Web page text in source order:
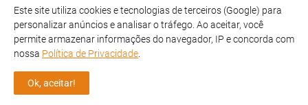
Início Sobre
Este site utiliza cookies e tecnologias de terceiros (Google) para
personalizar anúncios e analisar o tráfego. Ao aceitar, você
permite armazenar informações do navegador, IP e concorda com
nossa Política de Privacidade
Ok, aceitar!